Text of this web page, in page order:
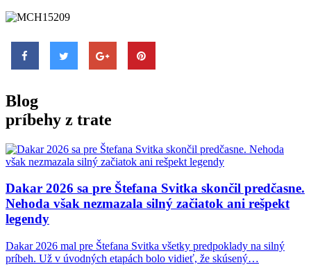
Blog
príbehy z trate
Dakar 2026 sa pre Štefana Svitka skončil predčasne.
Nehoda však nezmazala silný začiatok ani rešpekt
legendy
Dakar 2026 mal pre Štefana Svitka všetky predpoklady na silný
príbeh. Už v úvodných etapách bolo vidieť, že skúsený…